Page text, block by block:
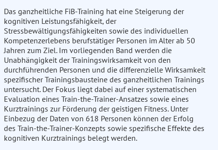
Das ganzheitliche FiB-Training hat eine Steigerung der
kognitiven Leistungsfähigkeit, der
Stressbewältigungsfähigkeiten sowie des individuellen
Kompetenzerlebens berufstätiger Personen im Alter ab 50
Jahren zum Ziel. Im vorliegenden Band werden die
Unabhängigkeit der Trainingswirksamkeit von den
durchführenden Personen und die differenzielle Wirksamkeit
spezifischer Trainingsbausteine des ganzheitlichen Trainings
untersucht. Der Fokus liegt dabei auf einer systematischen
Evaluation eines Train-the-Trainer-Ansatzes sowie eines
Kurztrainings zur Förderung der geistigen Fitness. Unter
Einbezug der Daten von 618 Personen können der Erfolg
des Train-the-Trainer-Konzepts sowie spezifische Effekte des
kognitiven Kurztrainings belegt werden.